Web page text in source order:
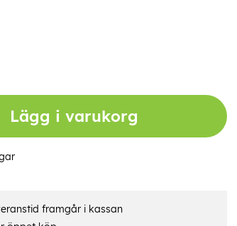
Lägg i varukorg
framgår i kassan